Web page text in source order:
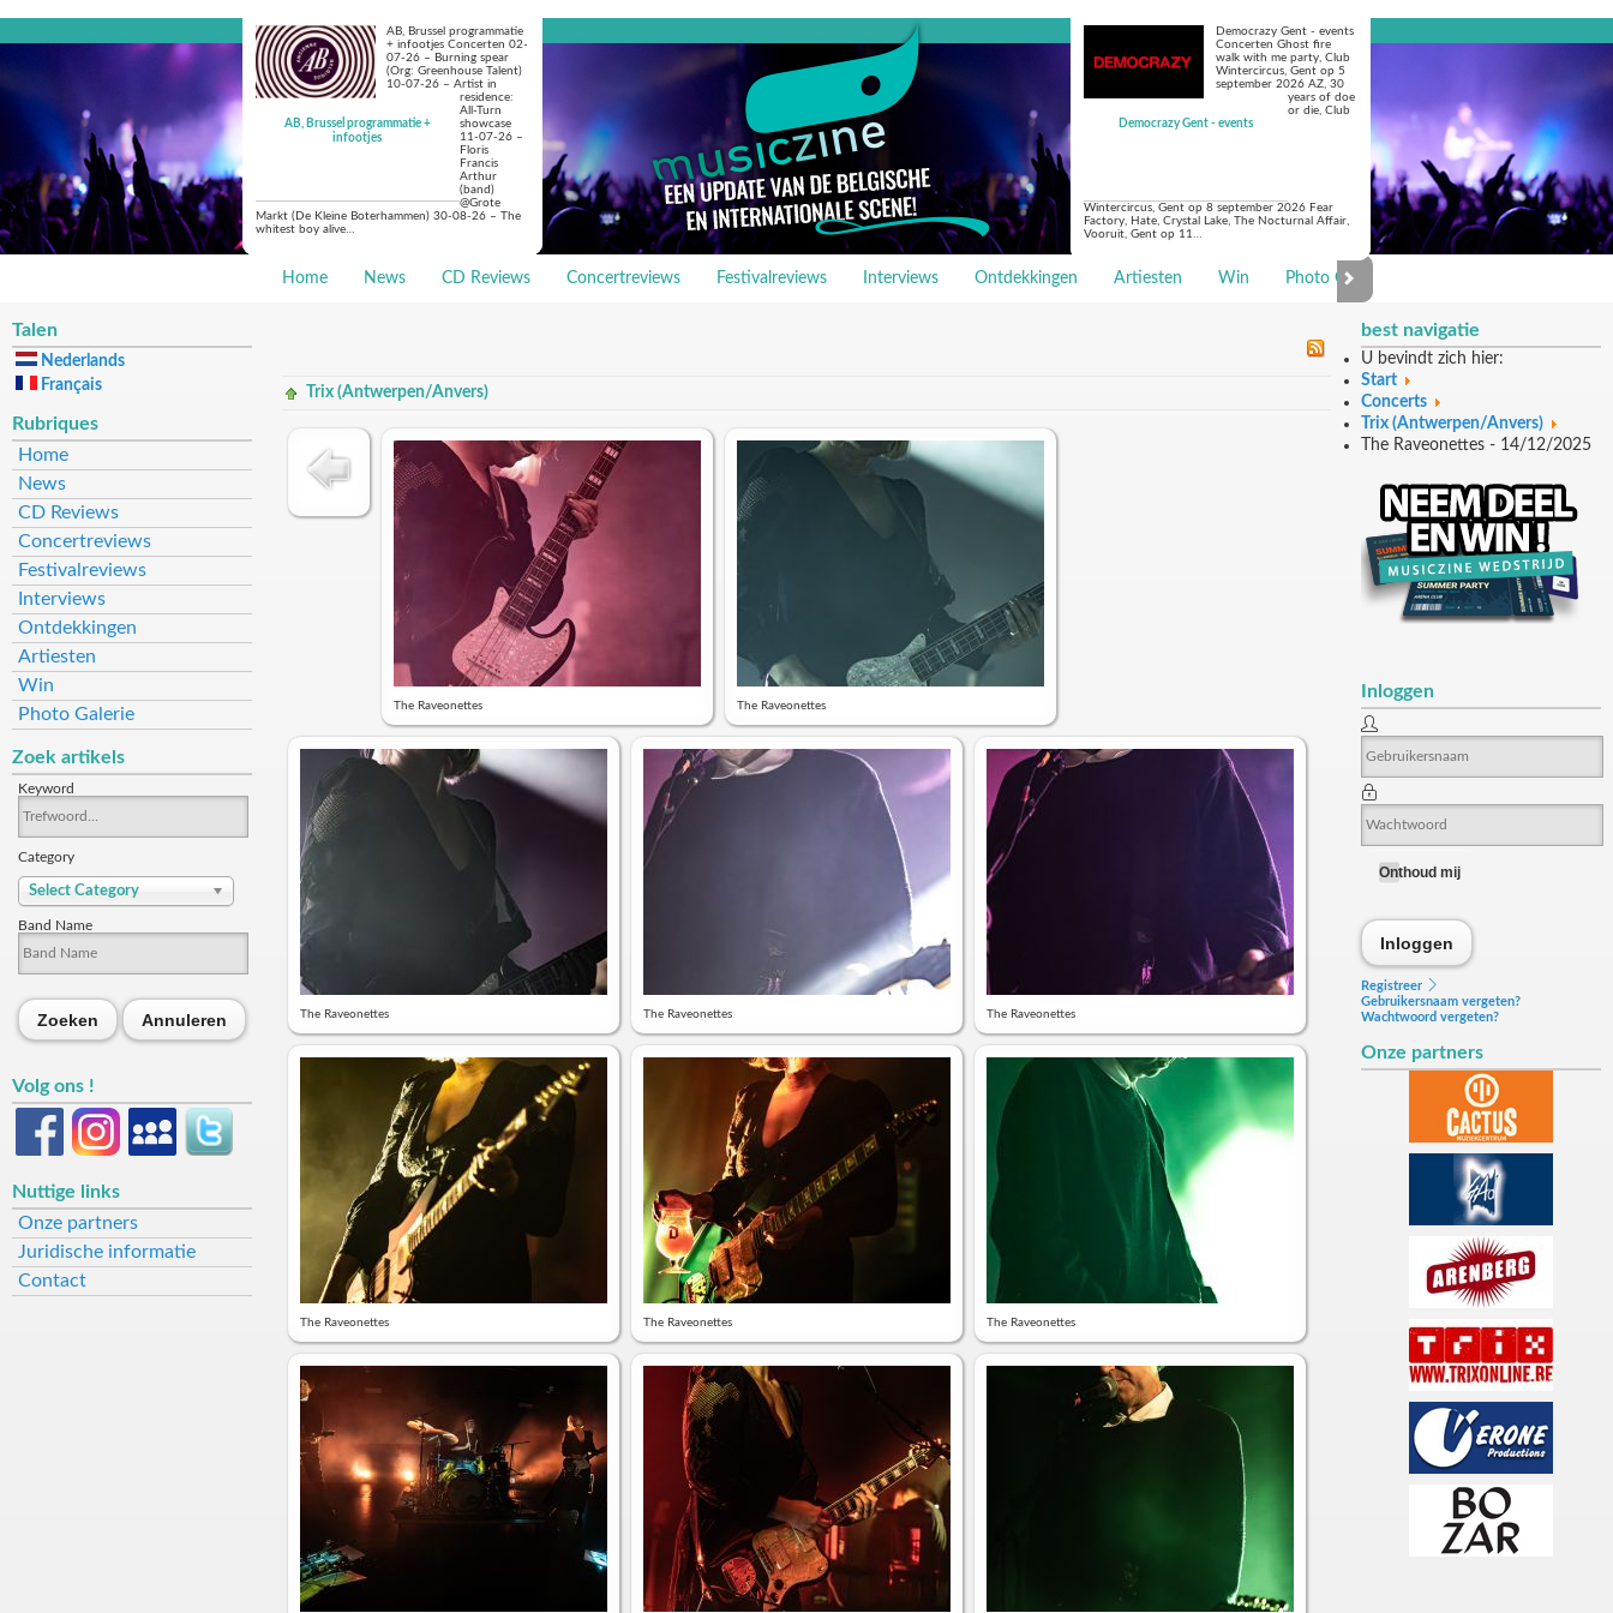
AB, Brussel programmatie +
infootjes
AB, Brussel programmatie
+ infootjes Concerten 02-
07-26 – Burning spear
(Org: Greenhouse Talent)
10-07-26 – Artist in
residence:
All-Turn
showcase
11-07-26 –
Floris
Francis
Arthur
(band)
@Grote
Markt (De Kleine Boterhammen) 30-08-26 – The
whitest boy alive…
Democrazy Gent - events
Democrazy Gent - events
Concerten Ghost fire
walk with me party, Club
Wintercircus, Gent op 5
september 2026 AZ, 30
years of doe
or die, Club
Wintercircus, Gent op 8 september 2026 Fear
Factory, Hate, Crystal Lake, The Nocturnal Affair,
Vooruit, Gent op 11…
Home News CD Reviews Concertreviews Festivalreviews Interviews Ontdekkingen Artiesten Win Photo Galerie
Talen
Nederlands
Français
Rubriques
Home
News
CD Reviews
Concertreviews
Festivalreviews
Interviews
Ontdekkingen
Artiesten
Win
Photo Galerie
Zoek artikels
Keyword
Category
Select Category
Band Name
Zoeken Annuleren
Volg ons !
Nuttige links
Onze partners
Juridische informatie
Contact
best navigatie
U bevindt zich hier:
Start
Concerts
Trix (Antwerpen/Anvers)
The Raveonettes - 14/12/2025
Inloggen
Onthoud mij
Inloggen
Registreer
Gebruikersnaam vergeten?
Wachtwoord vergeten?
Onze partners
Trix (Antwerpen/Anvers)
The Raveonettes The Raveonettes
The Raveonettes The Raveonettes The Raveonettes
The Raveonettes The Raveonettes The Raveonettes